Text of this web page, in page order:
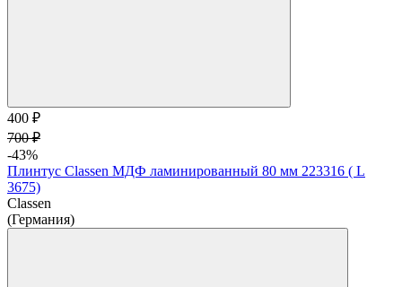
400 ₽
700 ₽
-43%
Плинтус Classen МДФ ламинированный 80 мм 223316 ( L
3675)
Classen
(Германия)